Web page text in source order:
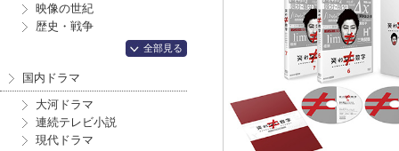
映像の世紀
歴史・戦争
全部見る
国内ドラマ
大河ドラマ
連続テレビ小説
現代ドラマ